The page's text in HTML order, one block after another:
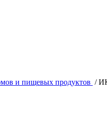
и пищевых продуктов /